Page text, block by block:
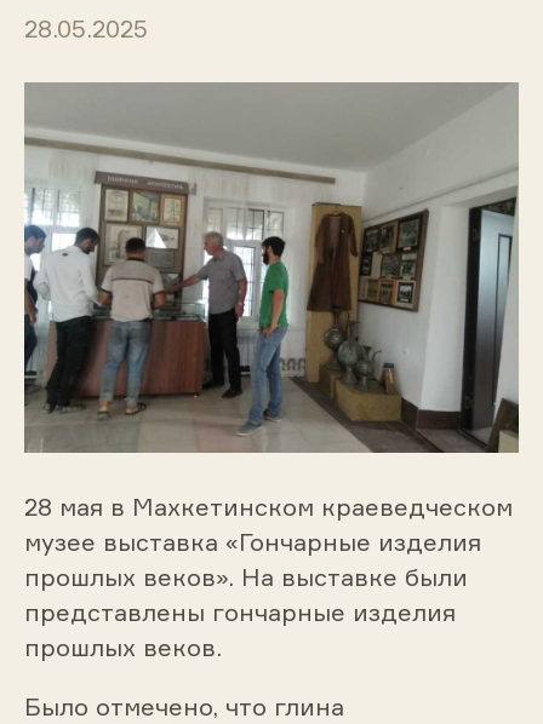
28.05.2025
28 мая в Махкетинском краеведческом
музее выставка «Гончарные изделия
прошлых веков». На выставке были
представлены гончарные изделия
прошлых веков.
Было отмечено, что глина